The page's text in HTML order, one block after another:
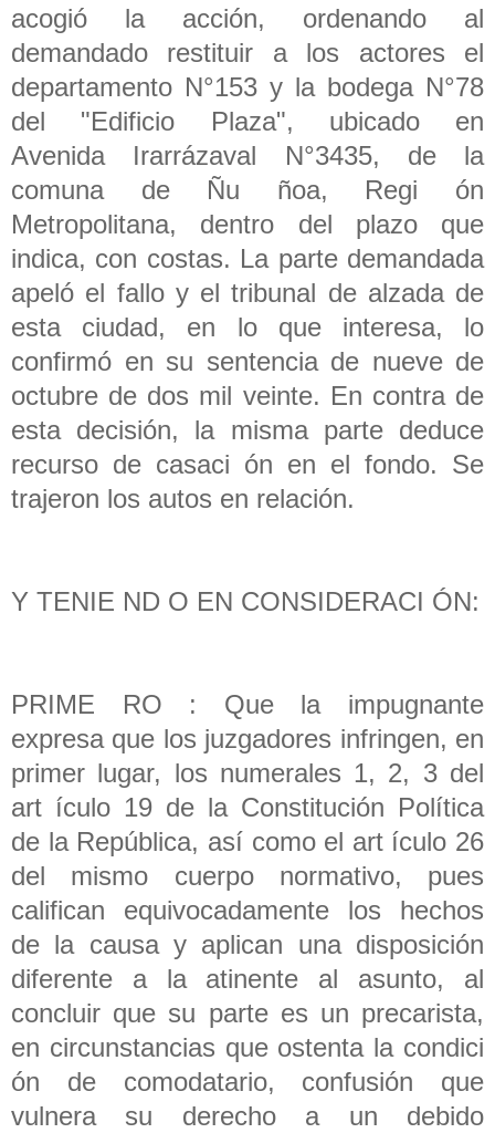
acogió la acción, ordenando al
demandado restituir a los actores el
departamento N°153 y la bodega N°78
del "Edificio Plaza", ubicado en
Avenida Irarrázaval N°3435, de la
comuna de Ñu ñoa, Regi ón
Metropolitana, dentro del plazo que
indica, con costas. La parte demandada
apeló el fallo y el tribunal de alzada de
esta ciudad, en lo que interesa, lo
confirmó en su sentencia de nueve de
octubre de dos mil veinte. En contra de
esta decisión, la misma parte deduce
recurso de casaci ón en el fondo. Se
trajeron los autos en relación.
Y TENIE ND O EN CONSIDERACI ÓN:
PRIME RO : Que la impugnante
expresa que los juzgadores infringen, en
primer lugar, los numerales 1, 2, 3 del
art ículo 19 de la Constitución Política
de la República, así como el art ículo 26
del mismo cuerpo normativo, pues
califican equivocadamente los hechos
de la causa y aplican una disposición
diferente a la atinente al asunto, al
concluir que su parte es un precarista,
en circunstancias que ostenta la condici
ón de comodatario, confusión que
vulnera su derecho a un debido